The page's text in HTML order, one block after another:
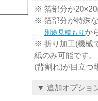
※ 箔部分が20×20
※ 箔部分が特殊
別途見積もりか
※ 折り加工(機械
紙のみ可能です
(背割れ)が目立つ
▼ 追加オプショ